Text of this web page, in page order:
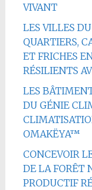
VIVANT
LES VILLES
QUARTIERS,
ET FRICHES
RÉSILIENTS
LES
DU GÉNIE
OMAKËYA™
CONCEVOIR
DE LA FORÊT
PRODUCTIF